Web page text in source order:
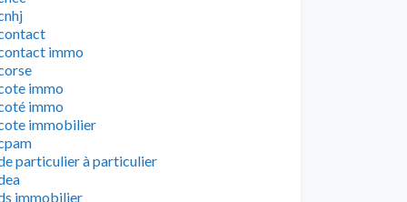
immo
immo
immo
immobilier
particulier à particulier
immobilier